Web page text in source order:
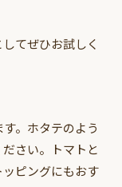
てぜひお試しく
。ホタテのよう
さい。トマトと
ピングにもおす